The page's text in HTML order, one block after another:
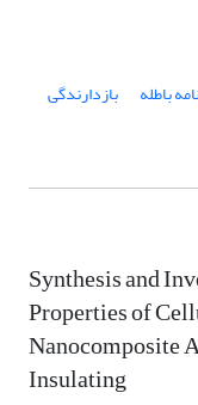
باطله بازدارندگی
Synthesis and
Properties of
Nanocomposite
Insulating